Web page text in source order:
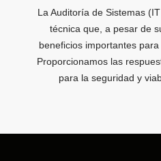
La Auditoría de Sistemas
técnica que, a pesar de
beneficios importantes
Proporcionamos las
para la seguridad y